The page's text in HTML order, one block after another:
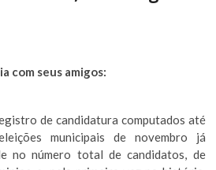
com seus amigos:
de candidatura computados até
municipais de novembro já
no número total de candidatos, de